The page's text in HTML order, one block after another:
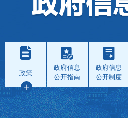
政策
政府信息
公开指南
政府信息
公开制度